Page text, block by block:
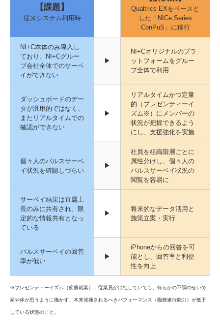
【課題】
従来システム利用時
Qualtrics EXをベースと
した「NICe Series
ConPuS」に移行
NI+C本体のみ導入し
ており、NI+Cグルー
プ会社全体でのサーベ
イができない
▶
NI+Cオリジナルのプラ
ットフォームをグルー
プ全体で利用
ダッシュボードのデー
タが汎用的ではなく、
またリアルタイムでの
確認ができない
▶
リアルタイムかつ定量
的（プレゼンティーイ
ズム※）にメンバーの
状況が把握できるよう
にし、支援強化を実施
個々人のパルスサーベ
イ状況を確認しづらい
▶
社員を組織階層ごとに
属性分けし、個々人の
パルスサーベイ状況の
閲覧を容易に
サーベイ結果は直属上
長のみに共有され、限
定的な情報共有となっ
ている
▶
将来的なデータ活用と
施策立案・実行
パルスサーベイの回答
率が低い
▶
iPhoneからの回答を可
能とし、回答率と利便
性を向上
※プレゼンティーイズム（疾病就業）：従業員が出社していても、何らかの不調のせいで
頭や体が思うように働かず、本来発揮されるべきパフォーマンス（職務遂行能力）が低下
している状態のこと。